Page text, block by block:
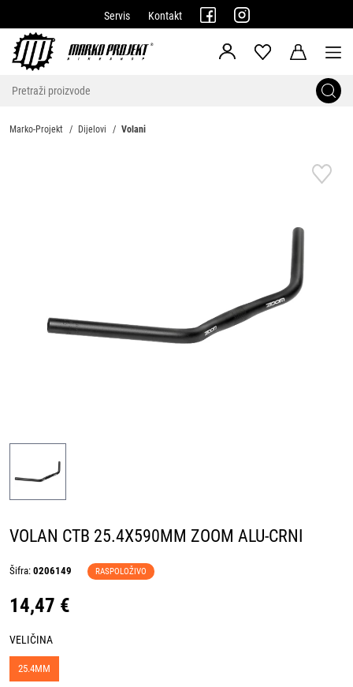
Servis Kontakt
Marko-Projekt Dijelovi Volani
VOLAN CTB 25.4X590MM ZOOM ALU-CRNI
Šifra: 0206149 RASPOLOŽIVO
14,47 €
VELIČINA
25.4MM